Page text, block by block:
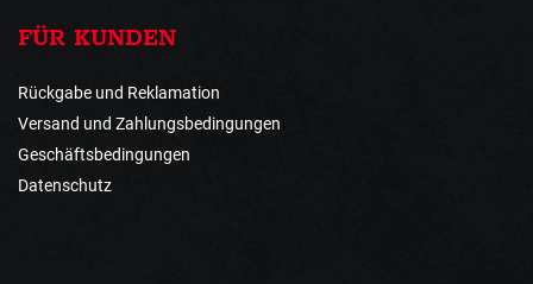
FÜR KUNDEN
Rückgabe und Reklamation
Versand und Zahlungsbedingungen
Geschäftsbedingungen
Datenschutz